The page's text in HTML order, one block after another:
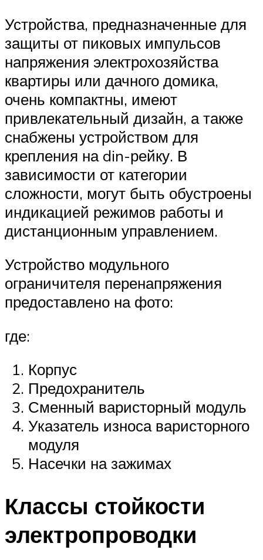
Устройства, предназначенные для
защиты от пиковых импульсов
напряжения электрохозяйства
квартиры или дачного домика,
очень компактны, имеют
привлекательный дизайн, а также
снабжены устройством для
крепления на din-рейку. В
зависимости от категории
сложности, могут быть обустроены
индикацией режимов работы и
дистанционным управлением.
Устройство модульного
ограничителя перенапряжения
предоставлено на фото:
где:
Корпус
Предохранитель
Сменный варисторный модуль
Указатель износа варисторного
модуля
Насечки на зажимах
Классы стойкости
электропроводки